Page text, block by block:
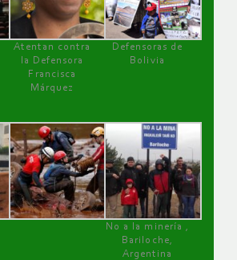
Atentan contra
la Defensora
Francisca
Márquez
Defensoras de
Bolivia
No a la minería ,
Bariloche,
Argentina